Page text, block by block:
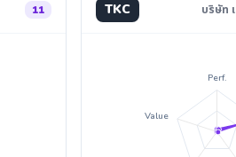
11 TKC บริษัท
Perf.
Value